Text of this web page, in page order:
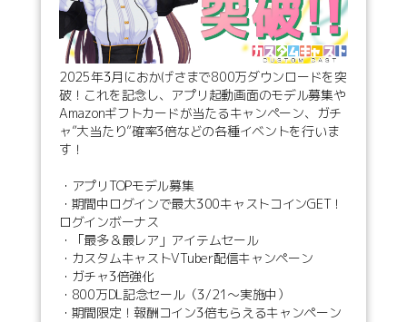
2025年3月におかげさまで800万ダウンロードを突
破！これを記念し、アプリ起動画面のモデル募集や
Amazonギフトカードが当たるキャンペーン、ガチ
ャ”大当たり”確率3倍などの各種イベントを行いま
す！
・アプリTOPモデル募集
・期間中ログインで最大300キャストコインGET！
ログインボーナス
・「最多＆最レア」アイテムセール
・カスタムキャストVTuber配信キャンペーン
・ガチャ3倍強化
・800万DL記念セール（3/21～実施中）
・期間限定！報酬コイン3倍もらえるキャンペーン